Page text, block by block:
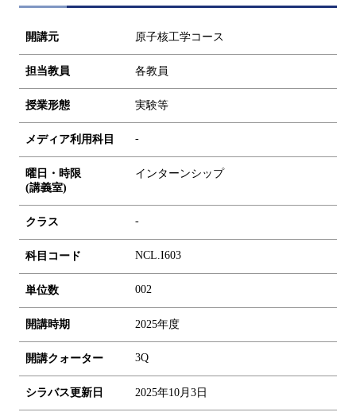
開講元 原子核工学コース
担当教員 各教員
授業形態 実験等
メディア利用科目 -
曜日・時限
(講義室)
インターンシップ
クラス -
科目コード NCL.I603
単位数 002
開講時期 2025年度
開講クォーター 3Q
シラバス更新日 2025年10月3日